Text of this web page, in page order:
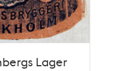
Lager